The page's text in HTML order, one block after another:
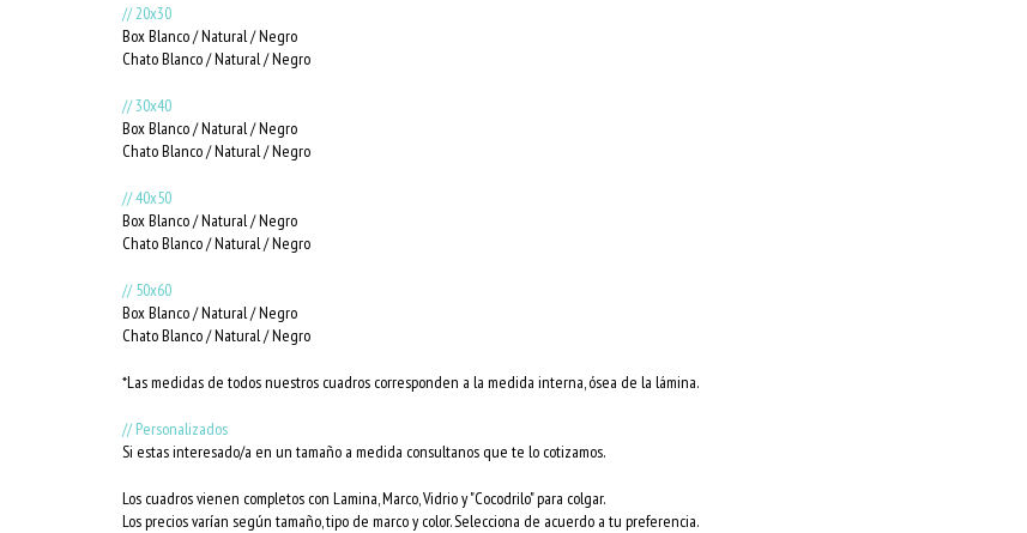
// 20x30
Box Blanco / Natural / Negro
Chato Blanco / Natural / Negro
// 30x40
Box Blanco / Natural / Negro
Chato Blanco / Natural / Negro
// 40x50
Box Blanco / Natural / Negro
Chato Blanco / Natural / Negro
// 50x60
Box Blanco / Natural / Negro
Chato Blanco / Natural / Negro
*Las medidas de todos nuestros cuadros corresponden a la medida interna, ósea de la lámina.
// Personalizados
Si estas interesado/a en un tamaño a medida consultanos que te lo cotizamos.
Los cuadros vienen completos con Lamina, Marco, Vidrio y "Cocodrilo" para colgar.
Los precios varían según tamaño, tipo de marco y color. Selecciona de acuerdo a tu preferencia.